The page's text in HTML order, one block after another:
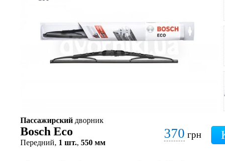
Пассажирский дворник
Bosch Eco
Передний, 1 шт., 550 мм
370 грн